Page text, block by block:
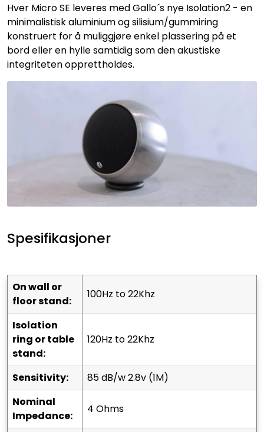
Hver Micro SE leveres med Gallo´s nye Isolation2 - en
minimalistisk aluminium og silisium/gummiring
konstruert for å muliggjøre enkel plassering på et
bord eller en hylle samtidig som den akustiske
integriteten opprettholdes.
Spesifikasjoner
On wall or
floor stand:
100Hz to 22Khz
Isolation
ring or table
stand:
120Hz to 22Khz
Sensitivity:
85 dB/w 2.8v (1M)
Nominal
Impedance:
4 Ohms